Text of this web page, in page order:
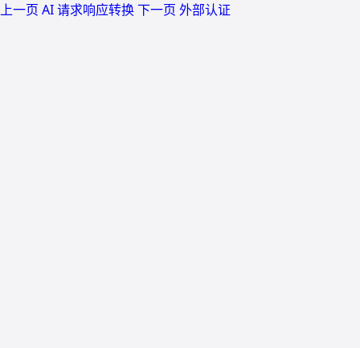
上一页 AI 请求响应转换下一页 外部认证